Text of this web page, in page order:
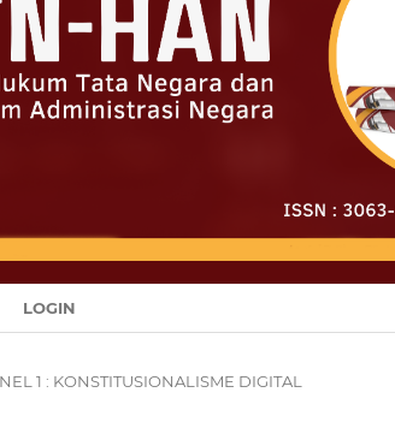
LOGIN
1 : KONSTITUSIONALISME DIGITAL